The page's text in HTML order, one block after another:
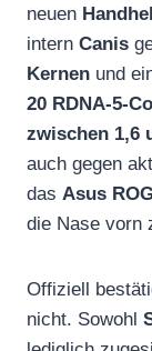
neuen
intern Canis
Kernen und
20 RDNA‑5-
zwischen 1,6
auch gegen
das Asus
die Nase vorn
Offiziell
nicht. Sowohl